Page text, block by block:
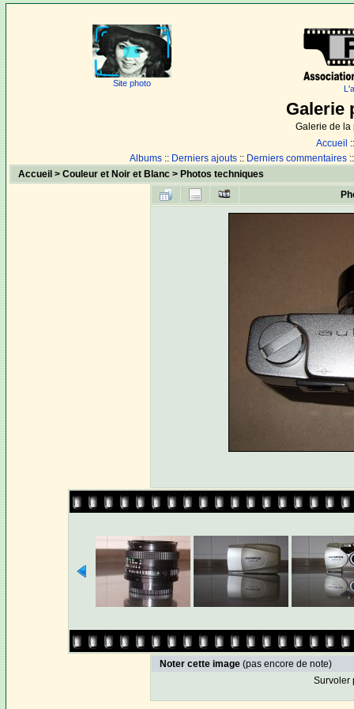
Site photo
Galerie
Galerie de la
Accueil
Albums :: Derniers ajouts :: Derniers commentaires
Accueil >Couleur et Noir et Blanc > Photos techniques
Noter cette image (pas encore de note)
Survoler